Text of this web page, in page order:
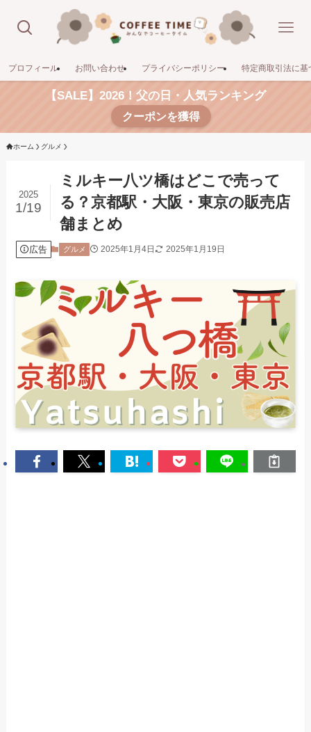
プロフィール お問い合わせ プライバシーポリシー 特定商取引法に基
【SALE】2026！父の日・人気ランキング
クーポンを獲得
ホーム グルメ
ミルキー八ツ橋はどこで売って
る？京都駅・大阪・東京の販売店
舗まとめ
2025
1/19
広告 グルメ 2025年1月4日 2025年1月19日